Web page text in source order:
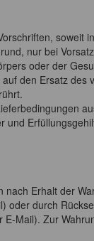
nur bei
oder der
den Ersatz
und
Erhalt der
durch
Mail). Zur